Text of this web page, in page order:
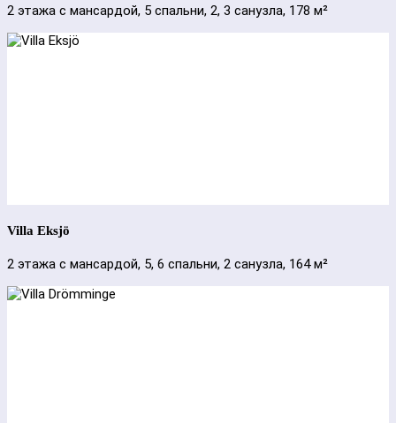
2 этажа с мансардой, 5 спальни, 2, 3 санузла, 178 м²
Villa Eksjö
2 этажа с мансардой, 5, 6 спальни, 2 санузла, 164 м²